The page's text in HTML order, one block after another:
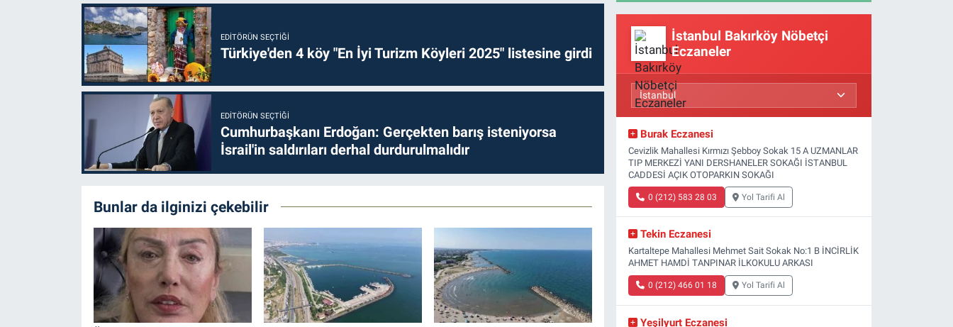
EDITÖRÜN SEÇTIĞI
Türkiye'den 4 köy "En İyi Turizm Köyleri 2025" listesine girdi
EDITÖRÜN SEÇTIĞI
Cumhurbaşkanı Erdoğan: Gerçekten barış isteniyorsa
İsrail'in saldırıları derhal durdurulmalıdır
Bunlar da ilginizi çekebilir
İstanbul Bakırköy Nöbetçi
Eczaneler
Burak Eczanesi
Cevizlik Mahallesi Kırmızı Şebboy Sokak 15 A UZMANLAR
TIP MERKEZİ YANI DERSHANELER SOKAĞI İSTANBUL
CADDESİ AÇIK OTOPARKIN SOKAĞI
0 (212) 583 28 03 Yol Tarifi Al
Tekin Eczanesi
Kartaltepe Mahallesi Mehmet Sait Sokak No:1 B İNCİRLİK
AHMET HAMDİ TANPINAR İLKOKULU ARKASI
0 (212) 466 01 18 Yol Tarifi Al
Yeşilyurt Eczanesi